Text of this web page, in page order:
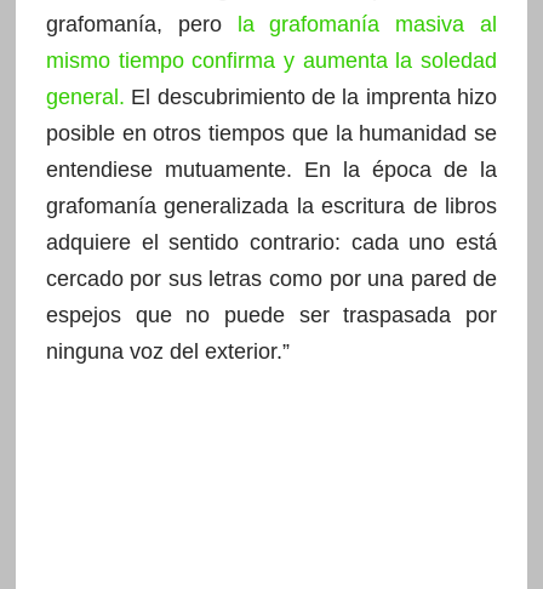
grafomanía, pero la grafomanía masiva al
mismo tiempo confirma y aumenta la soledad
general. El descubrimiento de la imprenta hizo
posible en otros tiempos que la humanidad se
entendiese mutuamente. En la época de la
grafomanía generalizada la escritura de libros
adquiere el sentido contrario: cada uno está
cercado por sus letras como por una pared de
espejos que no puede ser traspasada por
ninguna voz del exterior.”